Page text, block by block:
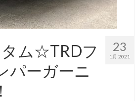
23
1月 2021
ム☆TRDフ
パーガーニ